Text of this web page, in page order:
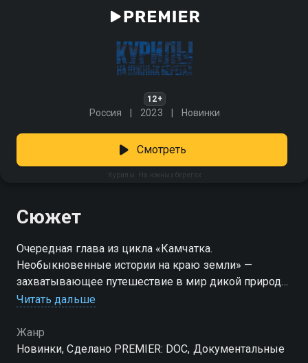
12+
Россия 2023 Новинки
Курилы. На южных берегах
Смотреть
Сюжет
Очередная глава из цикла «Камчатка.
Необыкновенные истории на краю земли» —
захватывающее путешествие в мир дикой природы
и человеческой отваги. Камчатка и Курилы — уголок
соседствуют с суровым океаном, а природа
остаётся почти нетронутой. Именно сюда
Читать дальше
Жанр
Новинки, Сделано PREMIER: DOC, Документальные